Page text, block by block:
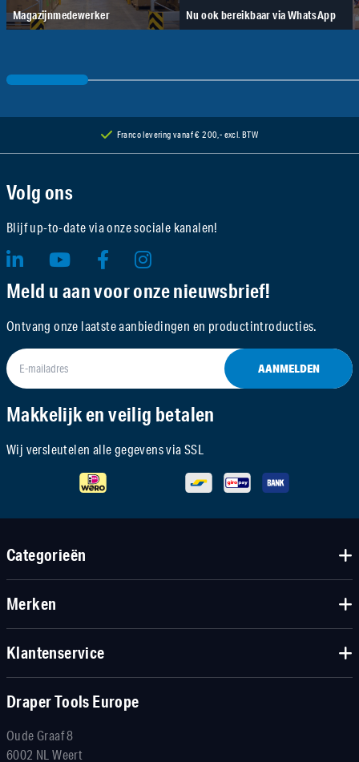
Magazijnmedewerker Nu ook bereikbaar via WhatsApp
Franco levering vanaf € 200,- excl. BTW
Volg ons
Blijf up-to-date via onze sociale kanalen!
Meld u aan voor onze nieuwsbrief!
Ontvang onze laatste aanbiedingen en productintroducties.
AANMELDEN
Makkelijk en veilig betalen
Wij versleutelen alle gegevens via SSL
Categorieën
Merken
Klantenservice
Draper Tools Europe
Oude Graaf 8
6002 NL Weert